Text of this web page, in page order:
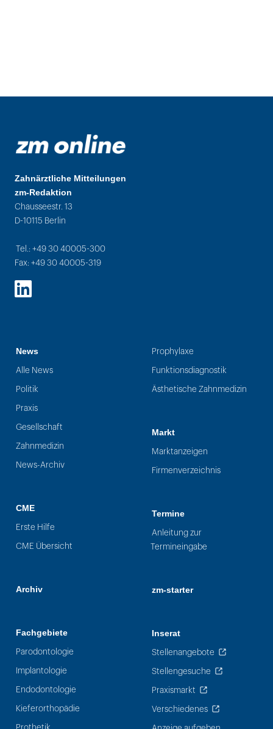
Zahnärztliche Mitteilungen
zm-Redaktion
Chausseestr. 13
D-10115 Berlin
Tel.: +49 30 40005-300
Fax: +49 30 40005-319
LinkedIn
News
Alle News
Politik
Praxis
Gesellschaft
Zahnmedizin
News-Archiv
CME
Erste Hilfe
CME Übersicht
Archiv
Fachgebiete
Parodontologie
Implantologie
Endodontologie
Kieferorthopädie
Prothetik
Prophylaxe
Funktionsdiagnostik
Ästhetische Zahnmedizin
Markt
Marktanzeigen
Firmenverzeichnis
Termine
Anleitung zur
Termineingabe
zm-starter
Inserat
Stellenangebote
Stellengesuche
Praxismarkt
Verschiedenes